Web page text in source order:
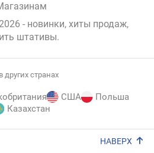
- новинки, хиты продаж,
штативы.
других странах
США
Польша
Казахстан
НАВЕРХ